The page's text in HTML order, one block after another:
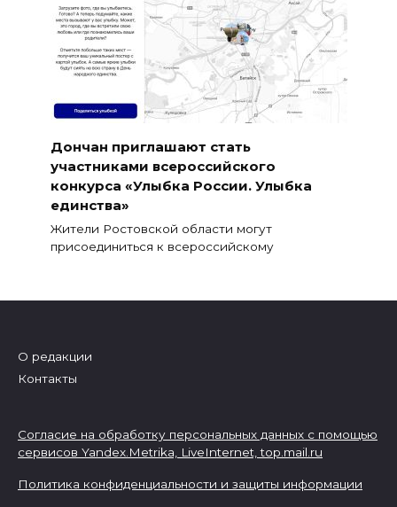
Дончан приглашают стать
участниками всероссийского
конкурса «Улыбка России. Улыбка
единства»
Жители Ростовской области могут
присоединиться к всероссийскому
О редакции
Контакты
Согласие на обработку персональных данных с помощью
сервисов Yandex.Metrika, LiveInternet,top.mail.ru
Политика конфиденциальности и защиты информации